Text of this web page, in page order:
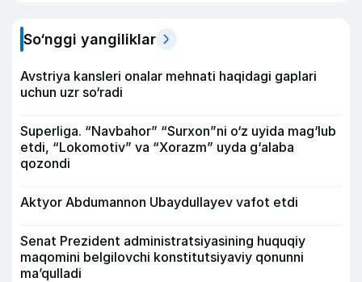
So‘nggi yangiliklar
Avstriya kansleri onalar mehnati haqidagi gaplari
uchun uzr so‘radi
Superliga. “Navbahor” “Surxon”ni o‘z uyida mag‘lub
etdi, “Lokomotiv” va “Xorazm” uyda g‘alaba
qozondi
Aktyor Abdu­mannon Ubaydullayev vafot etdi
Senat Prezident administratsiyasining huquqiy
maqomini belgilovchi konstitutsiyaviy qonunni
ma’qulladi